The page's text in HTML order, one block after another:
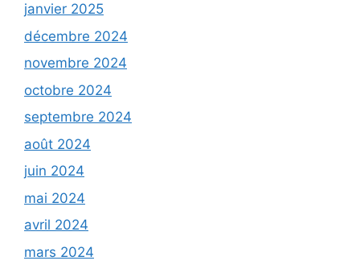
janvier 2025
décembre 2024
novembre 2024
octobre 2024
septembre 2024
août 2024
juin 2024
mai 2024
avril 2024
mars 2024